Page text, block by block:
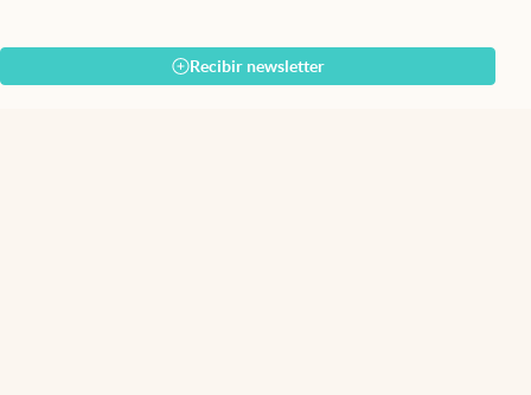
Recibir newsletter